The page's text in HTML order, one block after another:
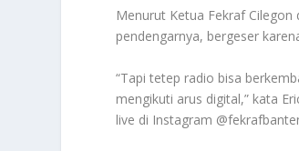
Menurut Ketua Fekraf
pendengarnya, bergeser
“Tapi tetep radio bisa
mengikuti arus digital,” kata
live di Instagram